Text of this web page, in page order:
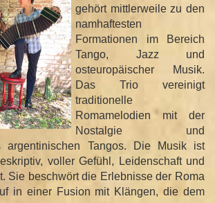
a
t
e
n
gehört mittlerweile zu den
namhaftesten
Formationen im Bereich
Tango, Jazz und
osteuropäischer Musik.
Das Trio vereinigt
traditionelle
Romamelodien mit der
Nostalgie und
argentinischen Tangos. Die Musik ist
voller Gefühl, Leidenschaft und
Sie beschwört die Erlebnisse der Roma
in einer Fusion mit Klängen, die dem